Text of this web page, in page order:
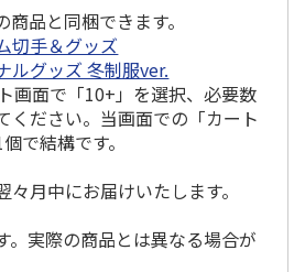
品と同梱できます。
切手＆グッズ
ルグッズ 冬制服ver.
画面で「10+」を選択、必要数
ください。当画面での「カート
で結構です。
月中にお届けいたします。
実際の商品とは異なる場合が